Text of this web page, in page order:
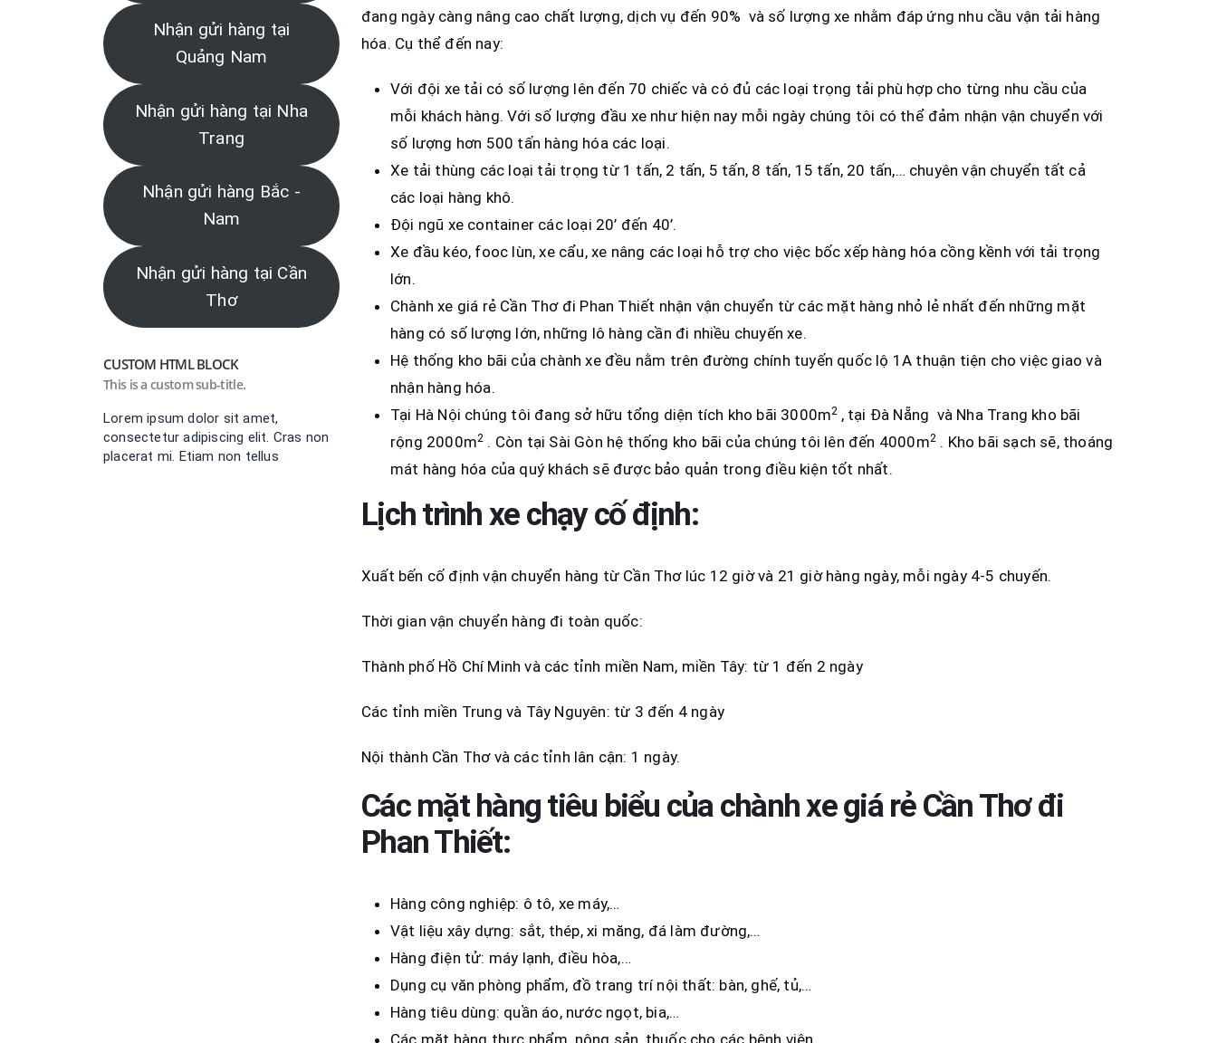
đang ngày càng nâng cao chất lượng, dịch vụ đến 90% và số lượng xe nhằm đáp ứng nhu cầu vận tải hàng
hóa. Cụ thể đến nay:
Với đội xe tải có số lượng lên đến 70 chiếc và có đủ các loại trọng tải phù hợp cho từng nhu cầu của
mỗi khách hàng. Với số lượng đầu xe như hiện nay mỗi ngày chúng tôi có thể đảm nhận vận chuyển với
số lượng hơn 500 tấn hàng hóa các loại.
Xe tải thùng các loại tải trọng từ 1 tấn, 2 tấn, 5 tấn, 8 tấn, 15 tấn, 20 tấn,… chuyên vận chuyển tất cả
các loại hàng khô.
Đội ngũ xe container các loại 20’ đến 40’.
Xe đầu kéo, fooc lùn, xe cẩu, xe nâng các loại hỗ trợ cho việc bốc xếp hàng hóa cồng kềnh với tải trọng
lớn.
Chành xe giá rẻ Cần Thơ đi Phan Thiết nhận vận chuyển từ các mặt hàng nhỏ lẻ nhất đến những mặt
hàng có số lượng lớn, những lô hàng cần đi nhiều chuyến xe.
Hệ thống kho bãi của chành xe đều nằm trên đường chính tuyến quốc lộ 1A thuận tiện cho việc giao và
nhận hàng hóa.
Tại Hà Nội chúng tôi đang sở hữu tổng diện tích kho bãi 3000m2 , tại Đà Nẵng và Nha Trang kho bãi
rộng 2000m2 . Còn tại Sài Gòn hệ thống kho bãi của chúng tôi lên đến 4000m2 . Kho bãi sạch sẽ, thoáng
mát hàng hóa của quý khách sẽ được bảo quản trong điều kiện tốt nhất.
Lịch trình xe chạy cố định:
Xuất bến cố định vận chuyển hàng từ Cần Thơ lúc 12 giờ và 21 giờ hàng ngày, mỗi ngày 4-5 chuyến.
Thời gian vận chuyển hàng đi toàn quốc:
Thành phố Hồ Chí Minh và các tỉnh miền Nam, miền Tây: từ 1 đến 2 ngày
Các tỉnh miền Trung và Tây Nguyên: từ 3 đến 4 ngày
Nội thành Cần Thơ và các tỉnh lân cận: 1 ngày.
Các mặt hàng tiêu biểu của chành xe giá rẻ Cần Thơ đi
Phan Thiết:
Hàng công nghiệp: ô tô, xe máy,…
Vật liệu xây dựng: sắt, thép, xi măng, đá làm đường,…
Hàng điện tử: máy lạnh, điều hòa,…
Dụng cụ văn phòng phẩm, đồ trang trí nội thất: bàn, ghế, tủ,…
Hàng tiêu dùng: quần áo, nước ngọt, bia,…
Nhận gửi hàng tại
Quảng Nam
Nhận gửi hàng tại Nha
Trang
Nhận gửi hàng Bắc -
Nam
Nhận gửi hàng tại Cần
Thơ
CUSTOM HTML BLOCK
This is a custom sub-title.
Lorem ipsum dolor sit amet,
consectetur adipiscing elit. Cras non
placerat mi. Etiam non tellus